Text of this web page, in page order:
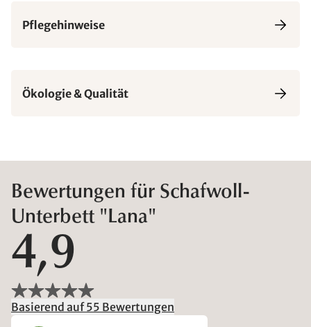
Pflegehinweise
Ökologie & Qualität
Bewertungen für Schafwoll-
Unterbett "Lana"
4,9
Basierend auf 55 Bewertungen